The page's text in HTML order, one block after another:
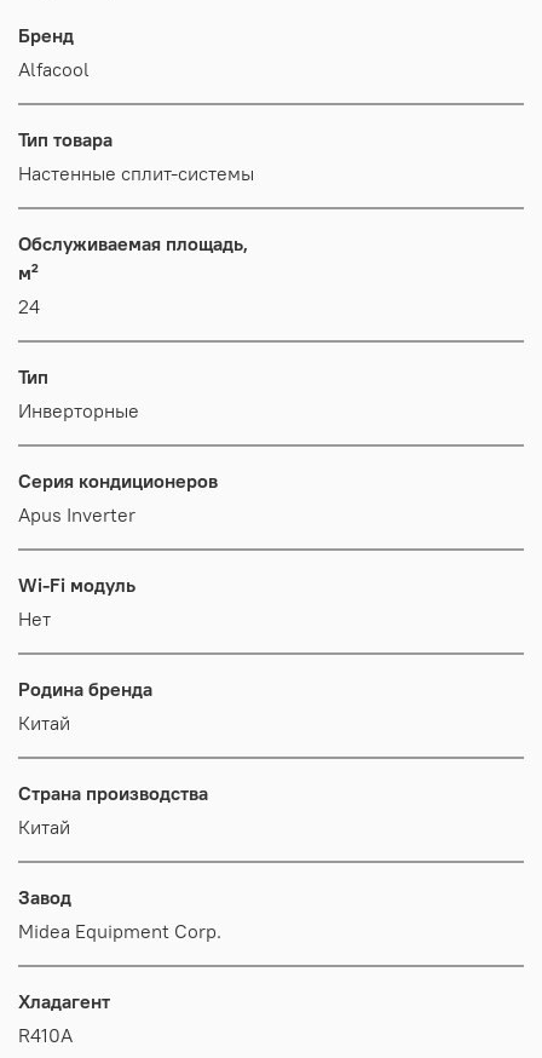
Бренд
Alfacool
Тип товара
Настенные сплит-системы
Обслуживаемая площадь,
м²
24
Тип
Инверторные
Серия кондиционеров
Apus Inverter
Wi-Fi модуль
Нет
Родина бренда
Китай
Страна производства
Китай
Завод
Midea Equipment Corp.
Хладагент
R410A